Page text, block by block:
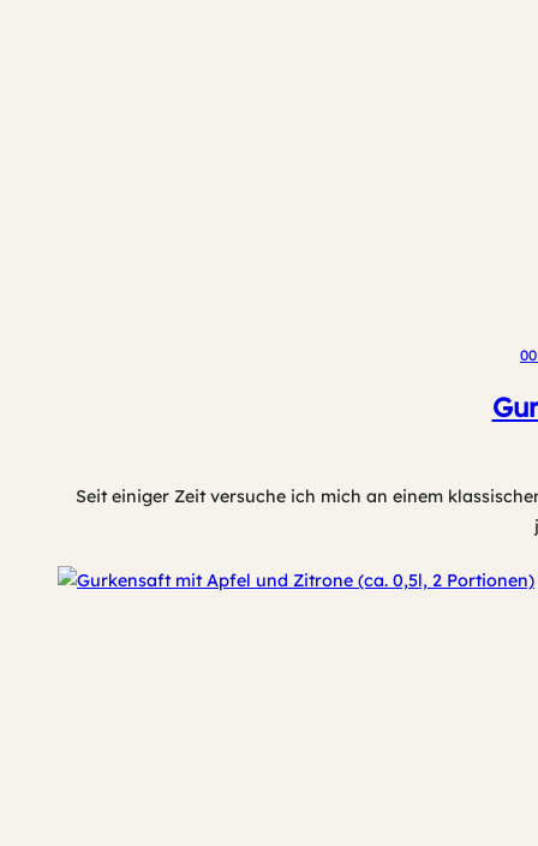
Seit einiger Zeit versuche ich mich an einem